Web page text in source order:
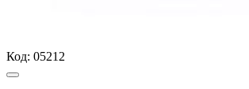
Код: 05212